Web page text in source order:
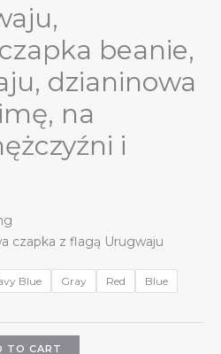
beanie,
dzianinowa
na
i
czapka z flagą Urugwaju
Blue Gray Red Blue
TO CART